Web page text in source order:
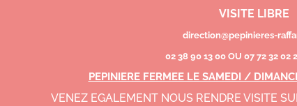
VISITE LIBRE
direction@pepinieres-
02 38 90 13 00 OU 07 72 32 02
PEPINIERE FERMEE LE SAMEDI /
VENEZ EGALEMENT NOUS RENDRE VISITE